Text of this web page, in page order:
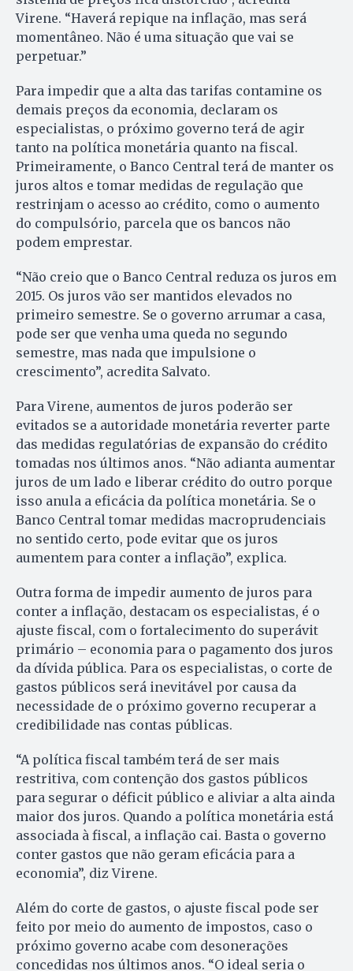
Virene. “Haverá repique na inflação, mas será
momentâneo. Não é uma situação que vai se
perpetuar.”
Para impedir que a alta das tarifas contamine os
demais preços da economia, declaram os
especialistas, o próximo governo terá de agir
tanto na política monetária quanto na fiscal.
Primeiramente, o Banco Central terá de manter os
juros altos e tomar medidas de regulação que
restrinjam o acesso ao crédito, como o aumento
do compulsório, parcela que os bancos não
podem emprestar.
“Não creio que o Banco Central reduza os juros em
2015. Os juros vão ser mantidos elevados no
primeiro semestre. Se o governo arrumar a casa,
pode ser que venha uma queda no segundo
semestre, mas nada que impulsione o
crescimento”, acredita Salvato.
Para Virene, aumentos de juros poderão ser
evitados se a autoridade monetária reverter parte
das medidas regulatórias de expansão do crédito
tomadas nos últimos anos. “Não adianta aumentar
juros de um lado e liberar crédito do outro porque
isso anula a eficácia da política monetária. Se o
Banco Central tomar medidas macroprudenciais
no sentido certo, pode evitar que os juros
aumentem para conter a inflação”, explica.
Outra forma de impedir aumento de juros para
conter a inflação, destacam os especialistas, é o
ajuste fiscal, com o fortalecimento do superávit
primário – economia para o pagamento dos juros
da dívida pública. Para os especialistas, o corte de
gastos públicos será inevitável por causa da
necessidade de o próximo governo recuperar a
credibilidade nas contas públicas.
“A política fiscal também terá de ser mais
restritiva, com contenção dos gastos públicos
para segurar o déficit público e aliviar a alta ainda
maior dos juros. Quando a política monetária está
associada à fiscal, a inflação cai. Basta o governo
conter gastos que não geram eficácia para a
economia”, diz Virene.
Além do corte de gastos, o ajuste fiscal pode ser
feito por meio do aumento de impostos, caso o
próximo governo acabe com desonerações
concedidas nos últimos anos. “O ideal seria o